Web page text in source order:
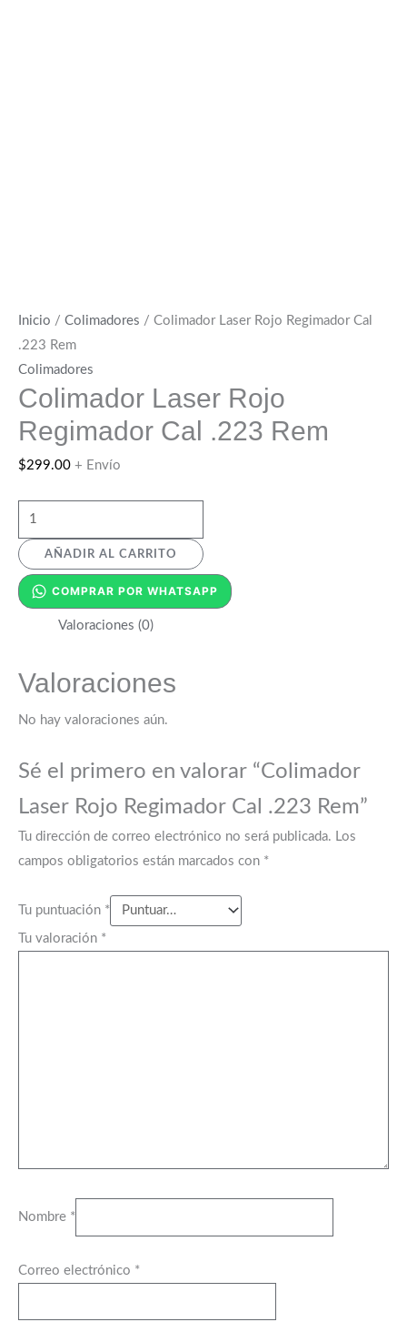
Inicio / Colimadores / Colimador Laser Rojo Regimador Cal
.223 Rem
Colimadores
Colimador Laser Rojo
Regimador Cal .223 Rem
$299.00 + Envío
AÑADIR AL CARRITO
COMPRAR POR WHATSAPP
Valoraciones (0)
Valoraciones
No hay valoraciones aún.
Sé el primero en valorar “Colimador
Laser Rojo Regimador Cal .223 Rem”
Tu dirección de correo electrónico no será publicada. Los
campos obligatorios están marcados con *
Tu puntuación *
Tu valoración *
Nombre *
Correo electrónico *